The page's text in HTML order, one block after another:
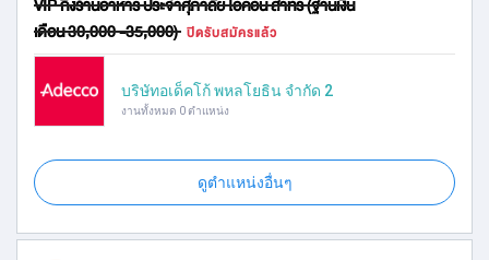
VIP กึ่งร้านอาหาร ประจำศุภาลัย ไอคอน สาทร (ฐานเงิน
เดือน 30,000 -35,000) ปิดรับสมัครแล้ว
บริษัทอเด็คโก้ พหลโยธิน จำกัด 2
งานทั้งหมด 0 ตำแหน่ง
ดูตำแหน่งอื่นๆ